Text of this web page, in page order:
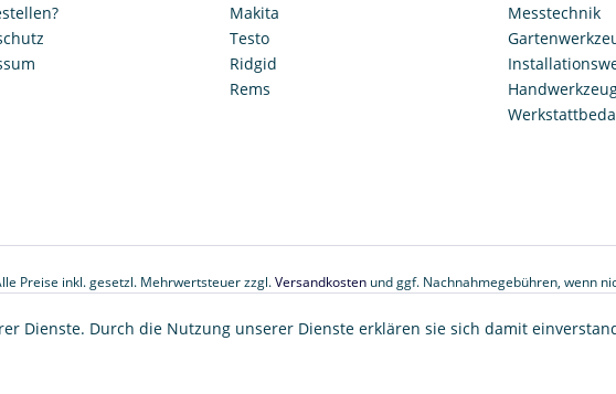
Makita
Testo
Ridgid
Rems
Messtechnik
Preise inkl. gesetzl. Mehrwertsteuer zzgl.Versandkostenund ggf. Nachnahmegebühren, wenn
© 2017 Tooltown GmbH
Dienste. Durch die Nutzung unserer Dienste erklären sie sich damit